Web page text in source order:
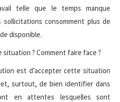
telle que le temps manque
consomment plus de
disponible.
? Comment faire face ?
est d’accepter cette situation
surtout, de bien identifier dans
en attentes lesquelles sont